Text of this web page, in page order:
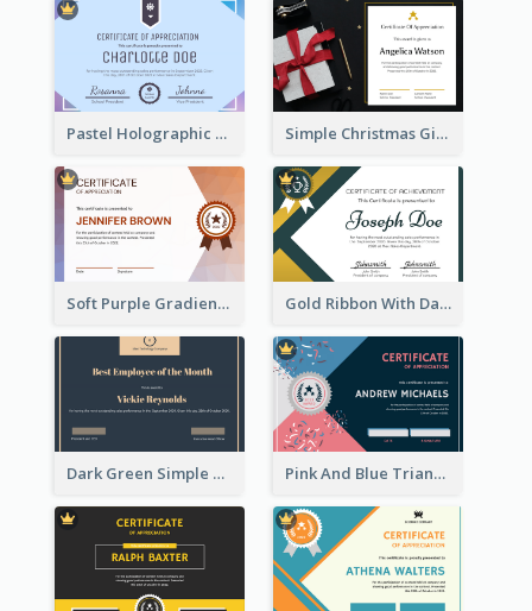
Pastel Holographic Certificate Of Appreciation Simple Christmas Gift Photo Certificate
Soft Purple Gradient Certificate Gold Ribbon With Dark Green Badge Certificate Design
Dark Green Simple Certificate For Best Employee Pink And Blue Triangles Confetti Celebration Certificate